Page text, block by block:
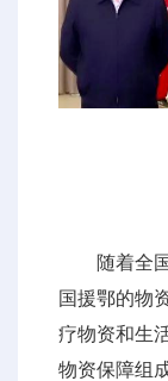
随着全
国援鄂的物
疗物资和生
物资保障组